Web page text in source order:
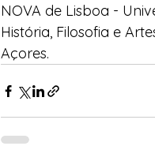
NOVA de Lisboa -
História, Filosofia e
Açores.